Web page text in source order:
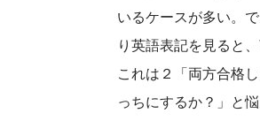
いるケースが多い。
り英語表記を見ると
これは２「両方合格
っちにするか？」と